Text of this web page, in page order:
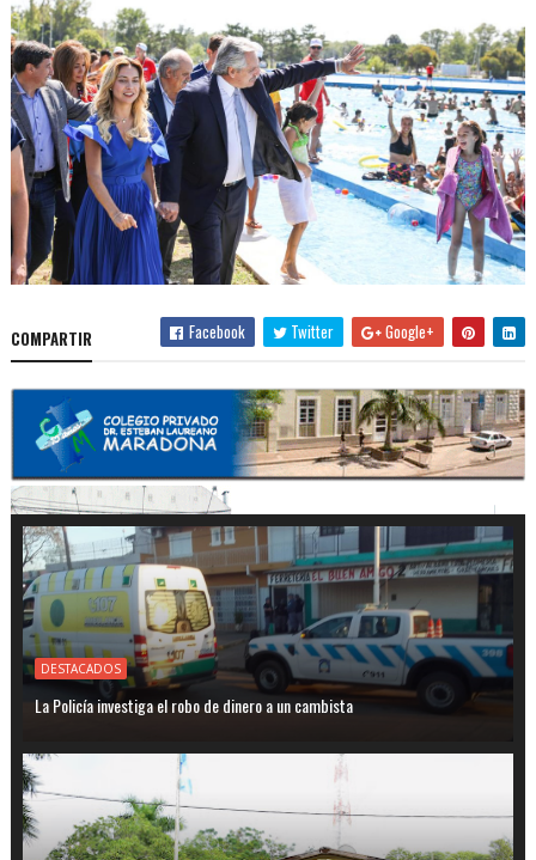
COMPARTIR Facebook Twitter Google+
DESTACADOS
La Policía investiga el robo de dinero a un cambista